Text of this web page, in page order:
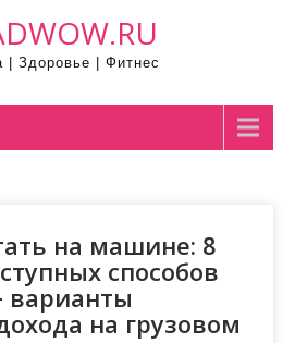
| Здоровье | Фитнес
на машине: 8
способов
варианты
на грузовом